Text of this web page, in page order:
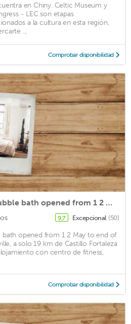
en Chiny. Celtic Museum y
- LEC son etapas
a la cultura en esta región,
...
Comprobar disponibilidad
Holiday Home with bubble bath opened from 1 2 May to end of September
9,7 Excepcional (50)
opened from 1 2 May to end of
a solo 19 km de Castillo Fortaleza
con centro de fitness,
Comprobar disponibilidad